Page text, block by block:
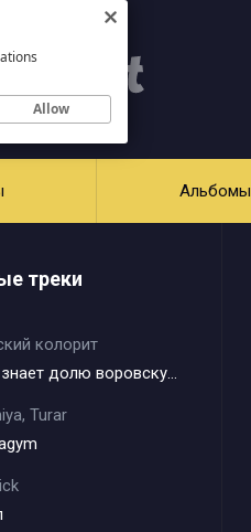
Альбомы
треки
колорит
Кто не знает долю воровскую
Turar
Allow